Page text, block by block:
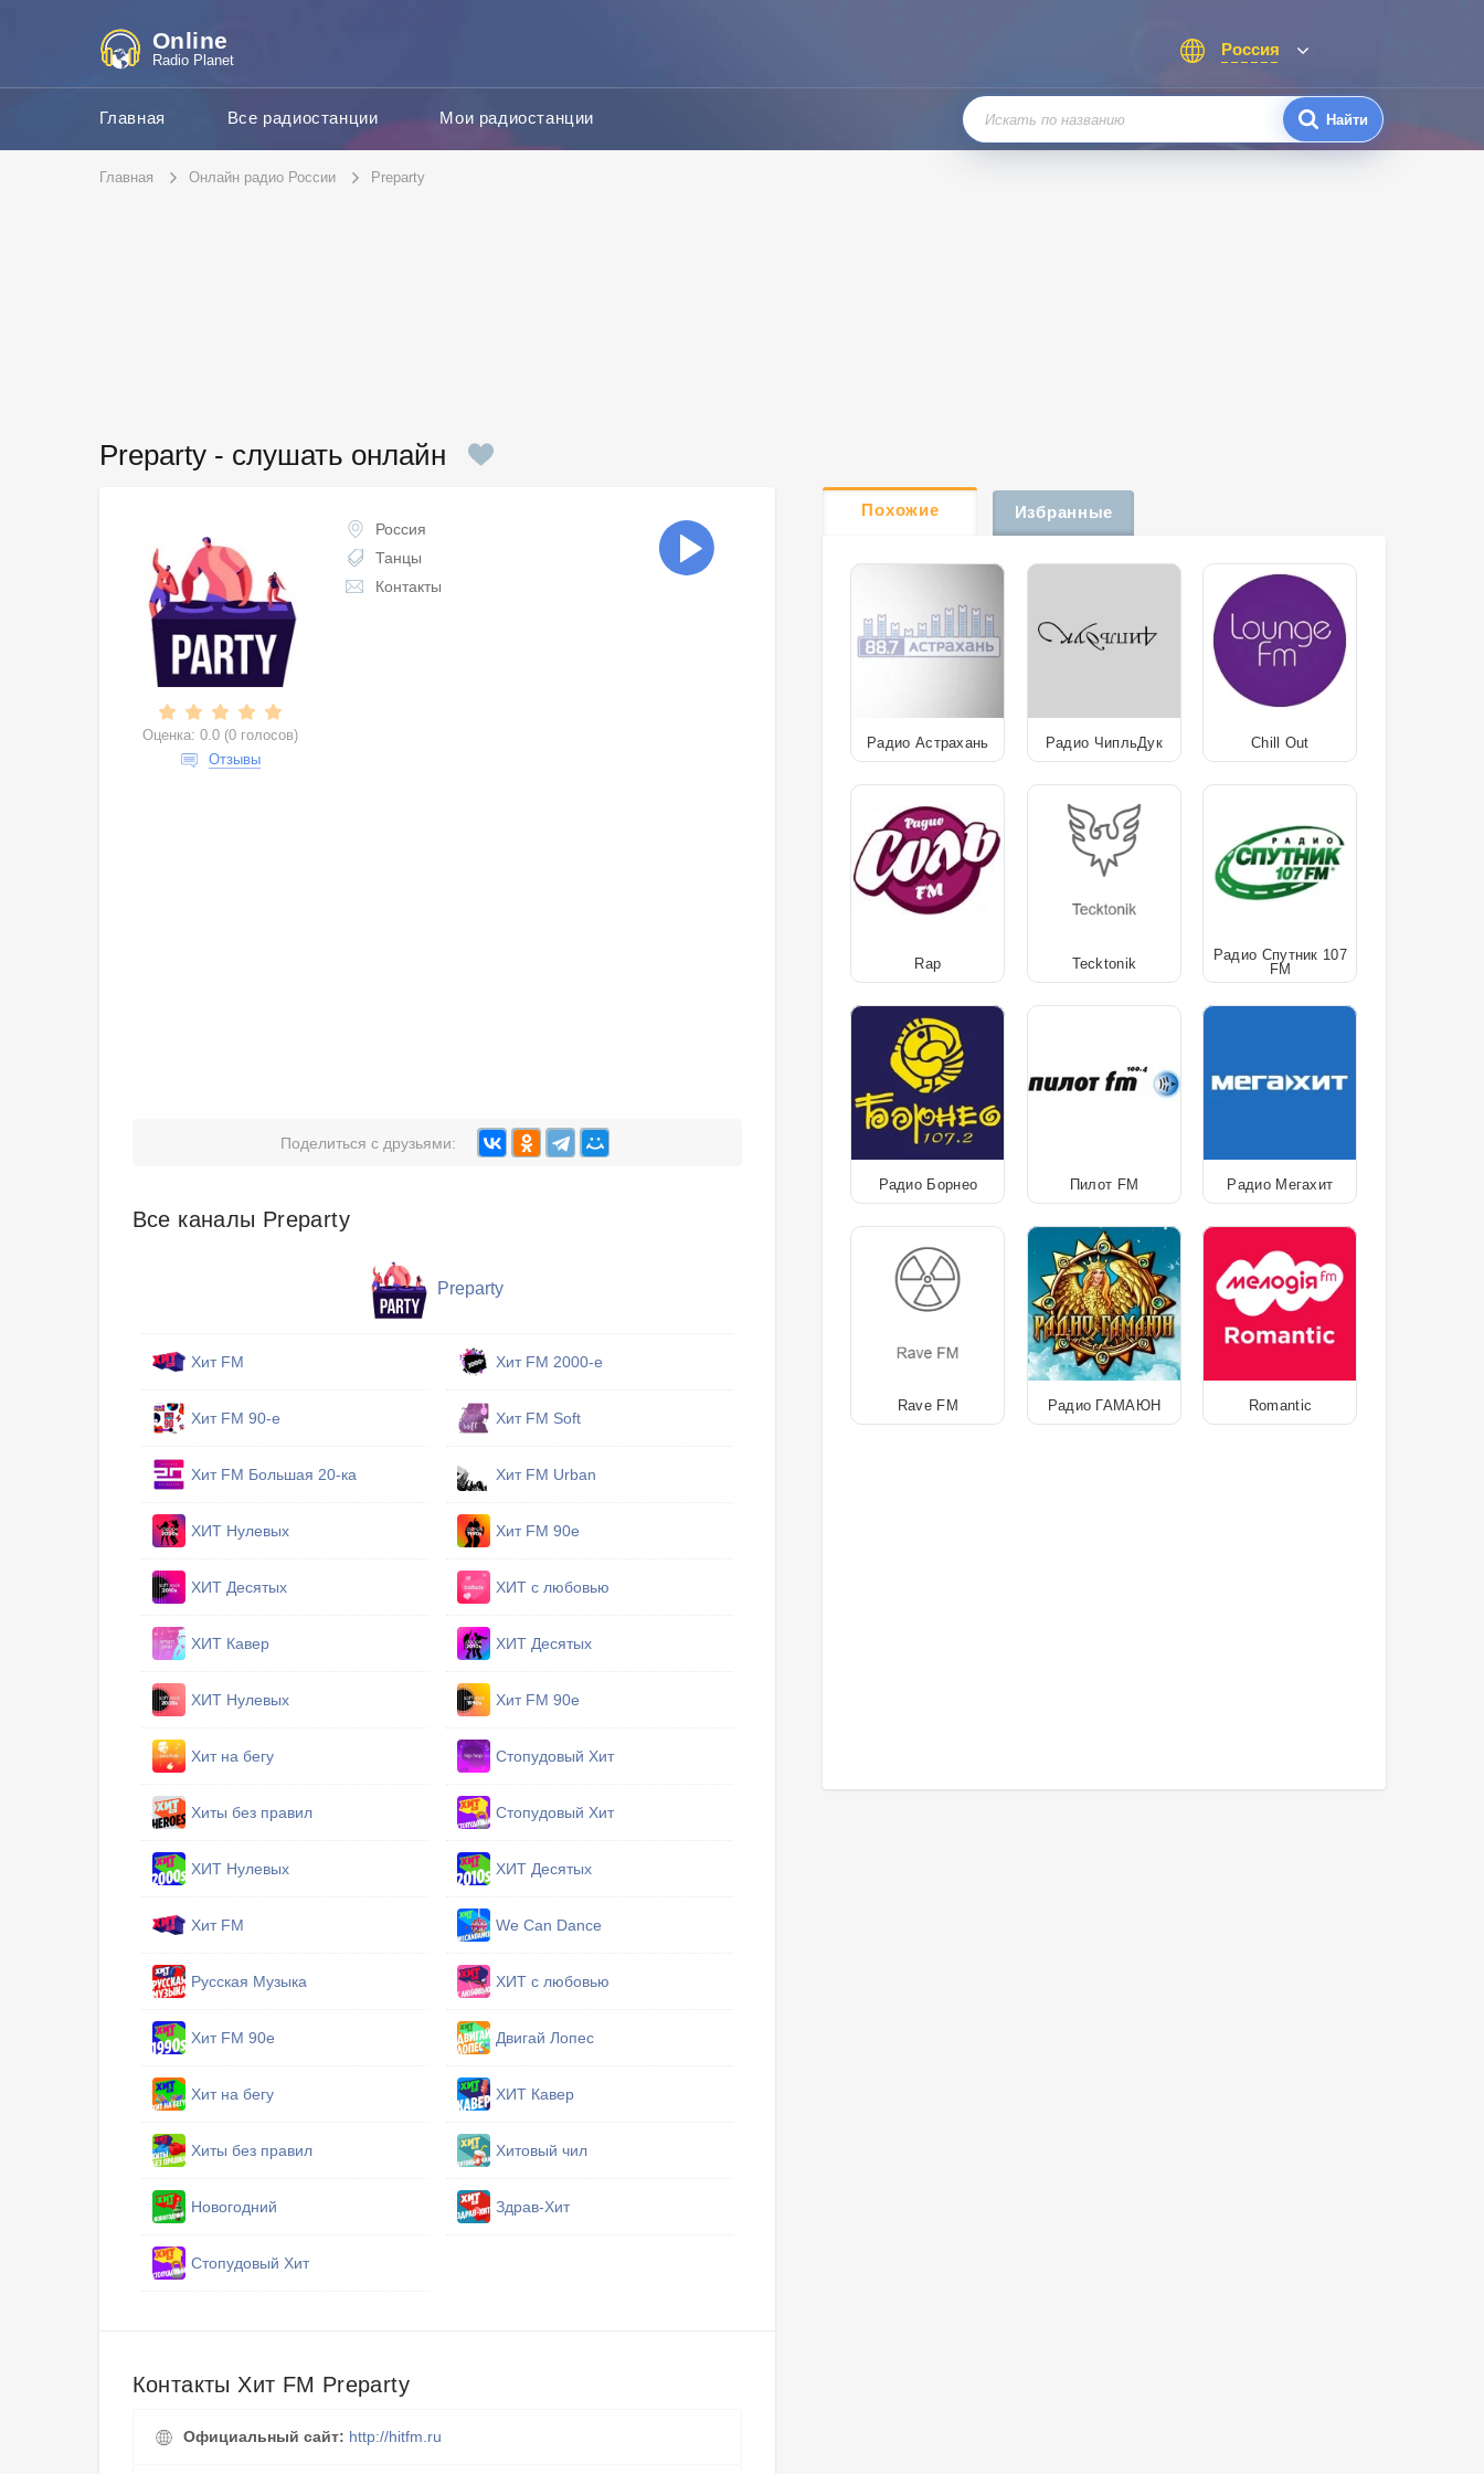
Online
Radio Planet
Россия
Главная Все радиостанции Мои радиостанции
Главная Онлайн радио России Preparty
Preparty - слушать онлайн
Оценка: 0.0 (0 голосов)
Отзывы
Россия
Танцы
Контакты
Поделиться с друзьями:
Все каналы Preparty
Preparty
Хит FM Хит FM 2000-е
Хит FM 90-е Хит FM Soft
Хит FM Большая 20-ка Хит FM Urban
ХИТ Нулевых Хит FM 90е
ХИТ Десятых ХИТ с любовью
ХИТ Кавер ХИТ Десятых
ХИТ Нулевых Хит FM 90е
Хит на бегу Стопудовый Хит
Хиты без правил Стопудовый Хит
ХИТ Нулевых ХИТ Десятых
Хит FM We Can Dance
Русская Музыка ХИТ с любовью
Хит FM 90е Двигай Лопес
Хит на бегу ХИТ Кавер
Хиты без правил Хитовый чил
Новогодний Здрав-Хит
Стопудовый Хит
Контакты Хит FM Preparty
Официальный сайт: http://hitfm.ru
Похожие Избранные
Радио Астрахань Радио ЧипльДук Chill Out
Rap Tecktonik
Радио Спутник 107
FM
Радио Борнео Пилот FM Радио Мегахит
Rave FM Радио ГАМАЮН Romantic